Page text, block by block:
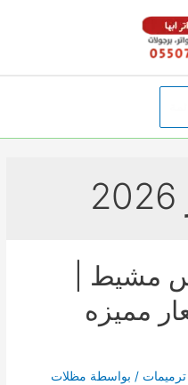
مشيط |
مميزه
ترميمات / بواسطة مظلات